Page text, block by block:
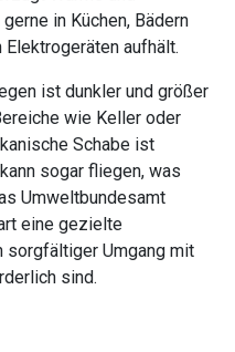
in Küchen, Bädern
aufhält.
ist dunkler und größer
wie Keller oder
Schabe ist
sogar fliegen, was
Umweltbundesamt
eine gezielte
sorgfältiger Umgang mit
sind.